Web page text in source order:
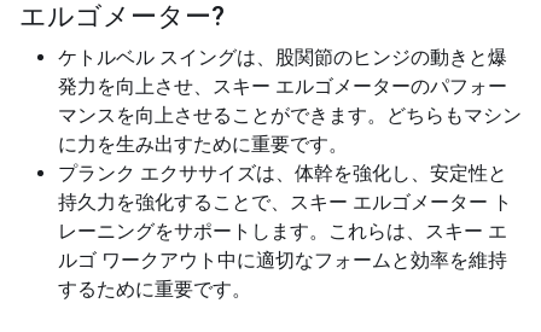
エルゴメーター?
ケトルベル スイングは、股関節のヒンジの動きと爆
発力を向上させ、スキー エルゴメーターのパフォー
マンスを向上させることができます。どちらもマシン
に力を生み出すために重要です。
プランク エクササイズは、体幹を強化し、安定性と
持久力を強化することで、スキー エルゴメーター ト
レーニングをサポートします。これらは、スキー エ
ルゴ ワークアウト中に適切なフォームと効率を維持
するために重要です。